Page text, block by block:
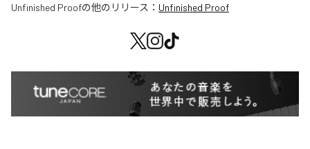
Unfinished Proofの他のリリース： Unfinished Proof